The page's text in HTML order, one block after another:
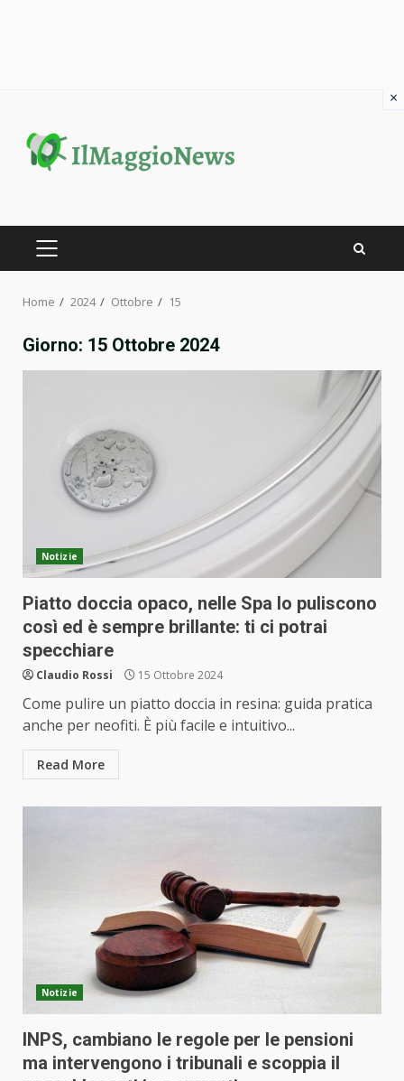
content
PRIMARY
Home 2024 Ottobre 15
Giorno: 15 Ottobre 2024
Notizie
Piatto doccia opaco, nelle Spa lo puliscono
così ed è sempre brillante: ti ci potrai
specchiare
Claudio Rossi 15 Ottobre 2024
Come pulire un piatto doccia in resina: guida pratica
anche per neofiti. È più facile e intuitivo...
Read More
Notizie
INPS, cambiano le regole per le pensioni
ma intervengono i tribunali e scoppia il
×